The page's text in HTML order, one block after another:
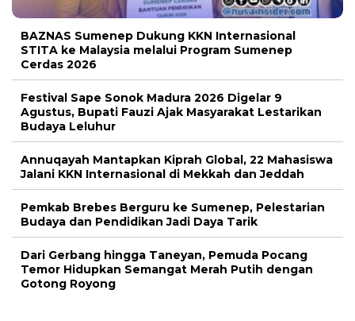
BAZNAS Sumenep Dukung KKN Internasional
STITA ke Malaysia melalui Program Sumenep
Cerdas 2026
Festival Sape Sonok Madura 2026 Digelar 9
Agustus, Bupati Fauzi Ajak Masyarakat Lestarikan
Budaya Leluhur
Annuqayah Mantapkan Kiprah Global, 22 Mahasiswa
Jalani KKN Internasional di Mekkah dan Jeddah
Pemkab Brebes Berguru ke Sumenep, Pelestarian
Budaya dan Pendidikan Jadi Daya Tarik
Dari Gerbang hingga Taneyan, Pemuda Pocang
Temor Hidupkan Semangat Merah Putih dengan
Gotong Royong